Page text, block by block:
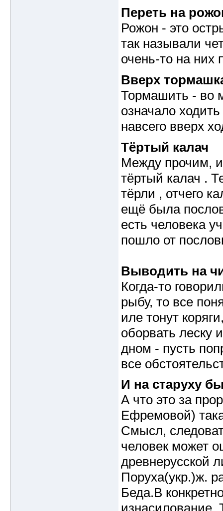
Переть на
Рожон - это
так называли
очень-то на них
Вверх
Тормашить - во
означало
навсего вверх
Тёртый калач
Между прочим,
тёртый калач .
тёрли , отчего
ещё была
есть человека
пошло от
Выводить на
Когда-то
рыбу, то все
иле тонут
оборвать леску
дном - пусть
все
И на старуху
А что это за
Ефремовой)
Смысл,
человек может
древнерусской
Поруха(укр.)ж.
Беда.В